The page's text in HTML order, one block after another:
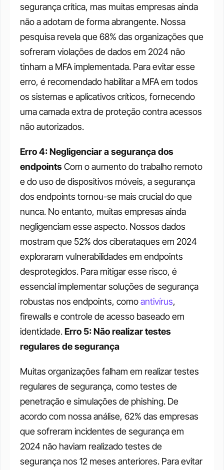
segurança crítica, mas muitas empresas ainda
não a adotam de forma abrangente. Nossa
pesquisa revela que 68% das organizações que
sofreram violações de dados em 2024 não
tinham a MFA implementada. Para evitar esse
erro, é recomendado habilitar a MFA em todos
os sistemas e aplicativos críticos, fornecendo
uma camada extra de proteção contra acessos
não autorizados.
Erro 4: Negligenciar a segurança dos
endpoints Com o aumento do trabalho remoto
e do uso de dispositivos móveis, a segurança
dos endpoints tornou-se mais crucial do que
nunca. No entanto, muitas empresas ainda
negligenciam esse aspecto. Nossos dados
mostram que 52% dos ciberataques em 2024
exploraram vulnerabilidades em endpoints
desprotegidos. Para mitigar esse risco, é
essencial implementar soluções de segurança
robustas nos endpoints, como antivírus,
firewalls e controle de acesso baseado em
identidade. Erro 5: Não realizar testes
regulares de segurança
Muitas organizações falham em realizar testes
regulares de segurança, como testes de
penetração e simulações de phishing. De
acordo com nossa análise, 62% das empresas
que sofreram incidentes de segurança em
2024 não haviam realizado testes de
segurança nos 12 meses anteriores. Para evitar